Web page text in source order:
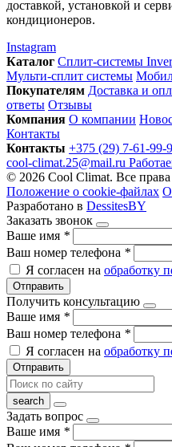
доставкой, установкой и
кондиционеров.
Instagram
Каталог Сплит-системы
Мульти-сплит системы
Покупателям Доставка и
ответы Отзывы
Компания О компании
Контакты
Контакты +375 (29) 7-61-99-
cool-climat.25@mail.ru
© 2026 Cool Climat. Все
Положение о cookie-файлах
Разработано в DessitesBY
Заказать звонок
Ваше имя *
Ваш номер телефона *
Я согласен на обработку
Отправить
Получить консультацию
Ваше имя *
Ваш номер телефона *
Я согласен на обработку
Отправить
Задать вопрос
Ваше имя *